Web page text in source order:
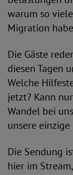
warum so
Migration
Die Gäste
diesen Tagen
Welche
jetzt? Kann
Wandel bei
unsere
Die Sendung
hier im